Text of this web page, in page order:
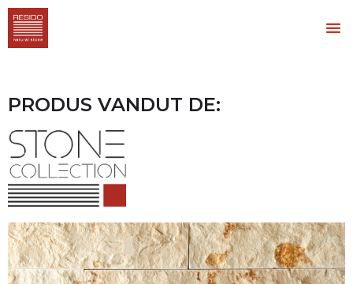
PRODUS VANDUT DE: